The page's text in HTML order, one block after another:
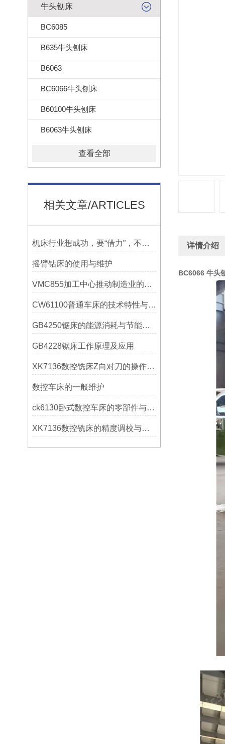
牛头刨床
BC6085
B635牛头刨床
B6063
BC6066牛头刨床
B60100牛头刨床
B6063牛头刨床
查看全部
相关文章/ARTICLES
机床行业想成功，要“借力”，不要“尽力”！
摇臂钻床的使用与维护
VMC855加工中心推动制造业的发展
CW61100普通车床的技术特性与操作优势
GB4250锯床的能源消耗与节能措施
GB4228锯床工作原理及应用
XK7136数控铣床Z向对刀的操作方法
数控车床的一般维护
ck6130卧式数控车床的零部件与配置解析
XK7136数控铣床的精度调校与性能优化
详情介绍
BC6066 牛头